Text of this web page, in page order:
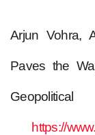
Arjun Vohra,
Paves the
https://